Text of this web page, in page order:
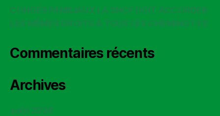
CONGÉS FAMILIAUX LA SNCF DOIT ACCORDER
LES MÊMES DROITS À TOUS LES CHEMINOT·ES
Commentaires récents
Archives
août 2026